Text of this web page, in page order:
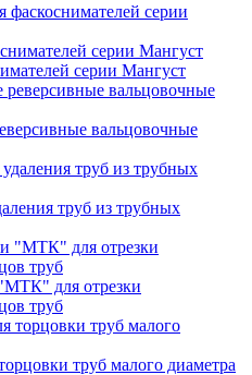
фаскоснимателей серии
серии Мангуст
вальцовочные
труб из трубных
для отрезки
труб
труб малого диаметра